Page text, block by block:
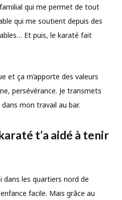
qui me permet de tout
qui me soutient depuis des
Et puis, le karaté fait
et ça m’apporte des valeurs
persévérance. Je transmets
mon travail au bar.
t’a aidé à tenir
dans les quartiers nord de
facile. Mais grâce au